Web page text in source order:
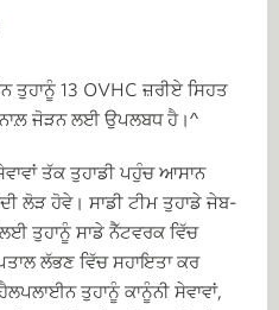
ਤੁਹਾਨੂੰ 13 OVHC ਜ਼ਰੀਏ ਸਿਹਤ
ਨਾਲ਼ ਜੋੜਨ ਲਈ ਉਪਲਬਧ ਹੈ।^
ਤੱਕ ਤੁਹਾਡੀ ਪਹੁੰਚ ਆਸਾਨ
ਲੋੜ ਹੋਵੇ। ਸਾਡੀ ਟੀਮ ਤੁਹਾਡੇ ਜੇਬ-
ਤੁਹਾਨੂੰ ਸਾਡੇ ਨੈੱਟਵਰਕ ਵਿੱਚ
ਲੱਭਣ ਵਿੱਚ ਸਹਾਇਤਾ ਕਰ
ਤੁਹਾਨੂੰ ਕਾਨੂੰਨੀ ਸੇਵਾਵਾਂ,